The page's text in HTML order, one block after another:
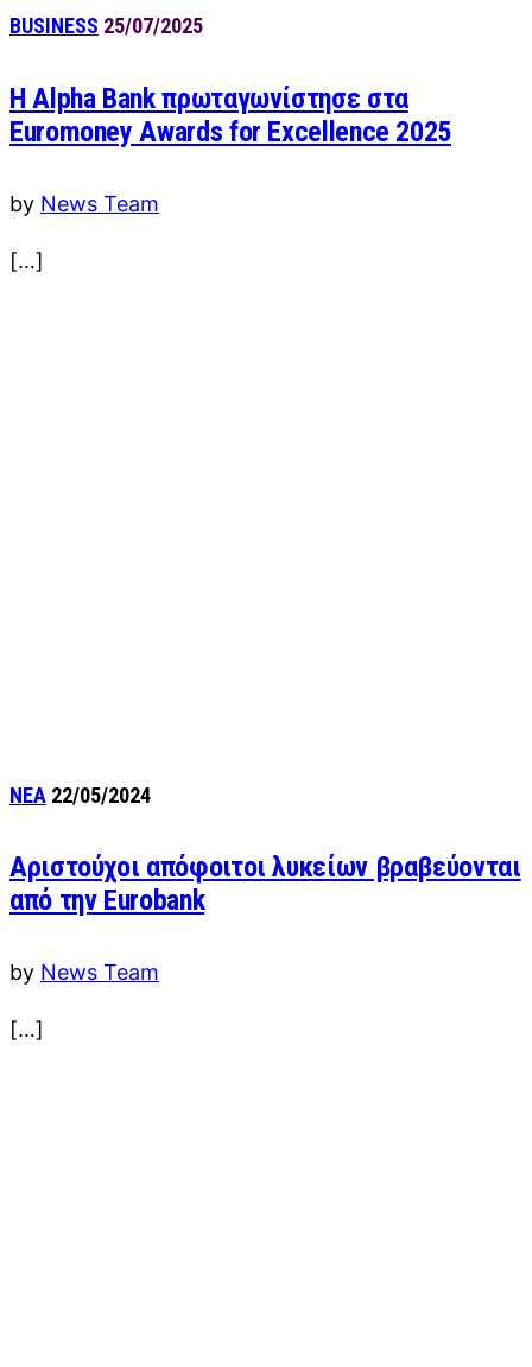
BUSINESS 25/07/2025
Η Alpha Bank πρωταγωνίστησε στα
Euromoney Awards for Excellence 2025
by News Team
[…]
ΝΕΑ 22/05/2024
Αριστούχοι απόφοιτοι λυκείων βραβεύονται
από την Eurobank
by News Team
[…]